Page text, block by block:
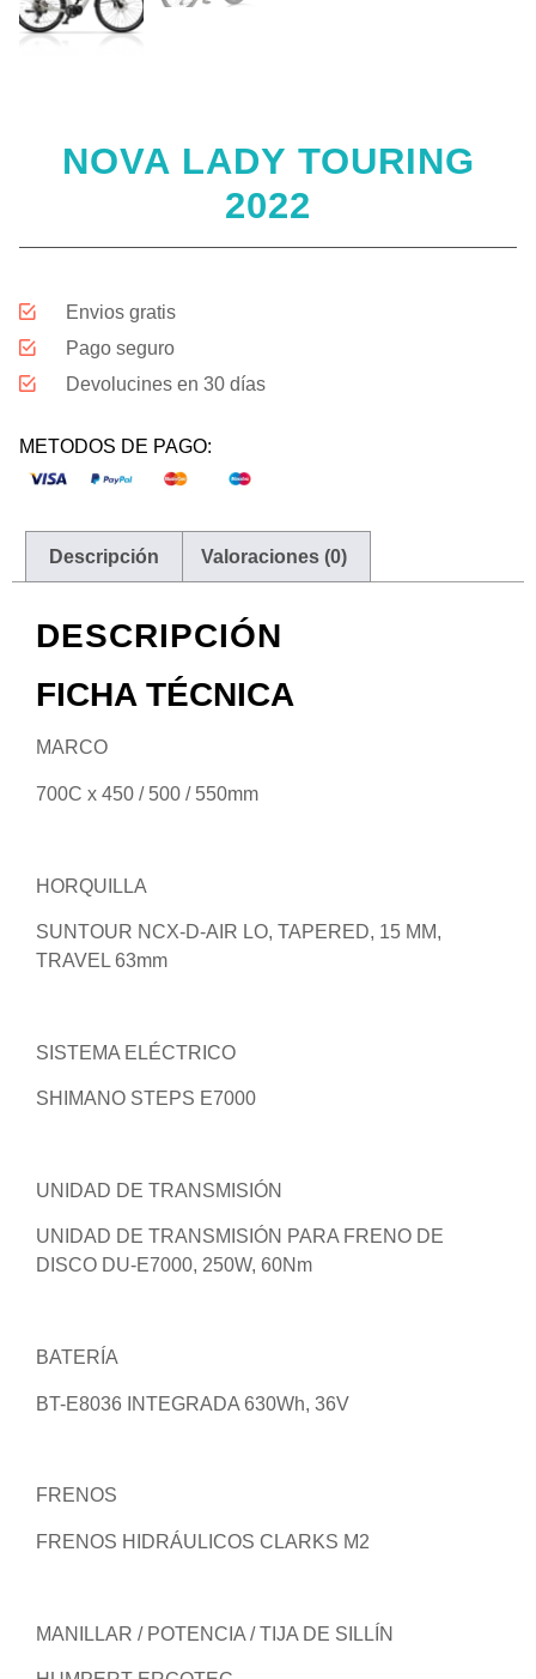
NOVA LADY TOURING
2022
Envios gratis
Pago seguro
Devolucines en 30 días
METODOS DE PAGO:
Descripción Valoraciones (0)
DESCRIPCIÓN
FICHA TÉCNICA
MARCO
700C x 450 / 500 / 550mm
HORQUILLA
SUNTOUR NCX-D-AIR LO, TAPERED, 15 MM,
TRAVEL 63mm
SISTEMA ELÉCTRICO
SHIMANO STEPS E7000
UNIDAD DE TRANSMISIÓN
UNIDAD DE TRANSMISIÓN PARA FRENO DE
DISCO DU-E7000, 250W, 60Nm
BATERÍA
BT-E8036 INTEGRADA 630Wh, 36V
FRENOS
FRENOS HIDRÁULICOS CLARKS M2
MANILLAR / POTENCIA / TIJA DE SILLÍN